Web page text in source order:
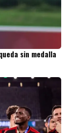
sin medalla